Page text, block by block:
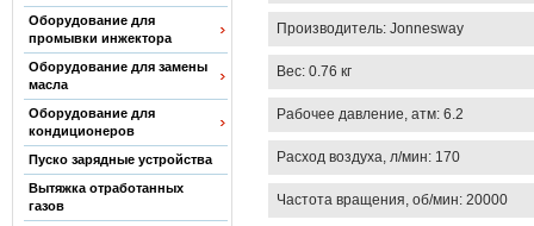
Оборудование для
промывки инжектора
Оборудование для замены
масла
Оборудование для
кондиционеров
Пуско зарядные устройства
Вытяжка отработанных
газов
Производитель: Jonnesway
Вес: 0.76 кг
Рабочее давление, атм: 6.2
Расход воздуха, л/мин: 170
Частота вращения, об/мин: 20000